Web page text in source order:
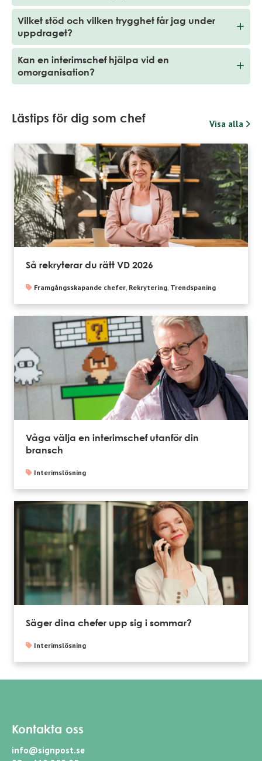
Vilket stöd och vilken trygghet får jag under
uppdraget?
Kan en interimschef hjälpa vid en
omorganisation?
Lästips för dig som chef Visa alla
Så rekryterar du rätt VD 2026
Framgångsskapande chefer, Rekrytering, Trendspaning
Våga välja en interimschef utanför din
bransch
Interimslösning
Säger dina chefer upp sig i sommar?
Interimslösning
Kontakta oss
info@signpost.se